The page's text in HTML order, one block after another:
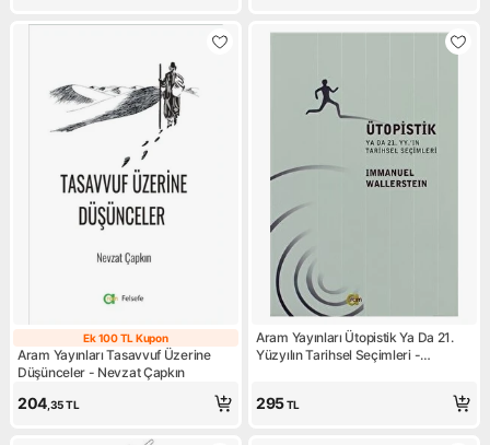
Ek 100 TL Kupon
Ek 100 TL Kupon
Aram Yayınları Tasavvuf Üzerine
Düşünceler - Nevzat Çapkın
204,35TL
Aram Yayınları Ütopistik Ya Da 21.
Yüzyılın Tarihsel Seçimleri -
295TL